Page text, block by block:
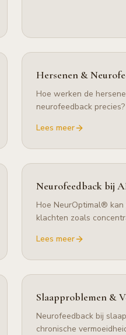
Hersenen &
Hoe werken de
neurofeedback
Lees meer
Neurofeedback bij
Hoe NeurOptimal®
klachten zoals
Lees meer
Slaapproblemen &
Neurofeedback bij
chronische